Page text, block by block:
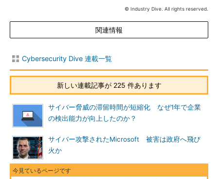
© Industry Dive. All rights reserved.
関連情報
Cybersecurity Dive 連載一覧
新しい連載記事が 225 件あります
サイバー脅威の滞留時間が短縮化 なぜ1年で企業
の検出能力が向上したのか？
サイバー攻撃されたMicrosoft 被害は政府へ飛び
火か